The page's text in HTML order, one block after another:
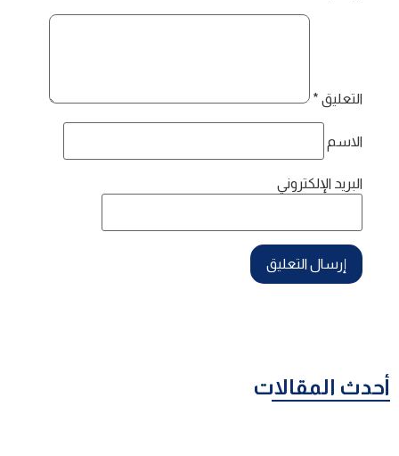
التعليق *
الاسم
البريد الإلكتروني
أحدث المقالات